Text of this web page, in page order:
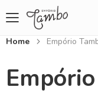
Home Empório